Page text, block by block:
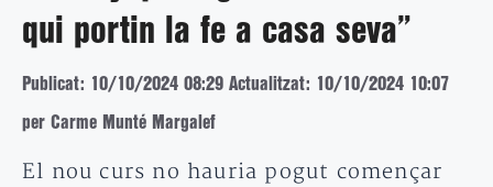
qui portin la fe a casa seva”
Publicat: 10/10/2024 08:29 Actualitzat: 10/10/2024 10:07
per Carme Munté Margalef
El nou curs no hauria pogut començar